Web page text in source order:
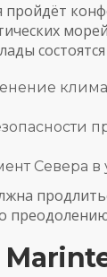
пройдёт
Севера в